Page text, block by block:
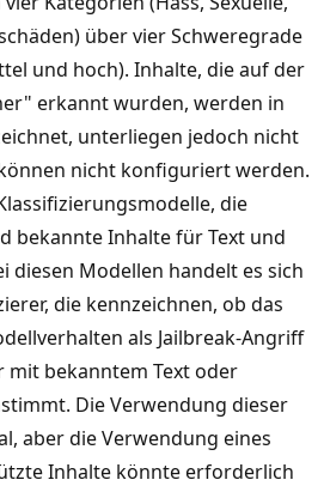
über vier Schweregrade
und hoch). Inhalte, die auf der
erkannt wurden, werden in
unterliegen jedoch nicht
nicht konfiguriert werden.
die
bekannte Inhalte für Text und
diesen Modellen handelt es sich
die kennzeichnen, ob das
als Jailbreak-Angriff
bekanntem Text oder
Die Verwendung dieser
aber die Verwendung eines
Inhalte könnte erforderlich